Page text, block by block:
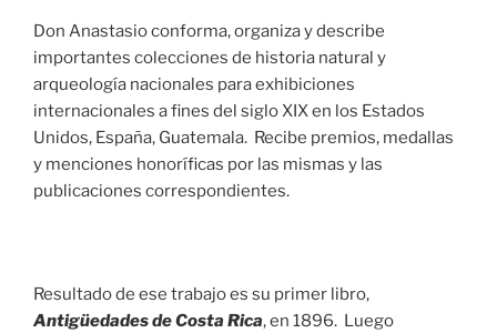
Don Anastasio conforma, organiza y describe
importantes colecciones de historia natural y
arqueología nacionales para exhibiciones
internacionales a fines del siglo XIX en los Estados
Unidos, España, Guatemala. Recibe premios, medallas
y menciones honoríficas por las mismas y las
publicaciones correspondientes.
Resultado de ese trabajo es su primer libro,
Antigüedades de Costa Rica, en 1896. Luego